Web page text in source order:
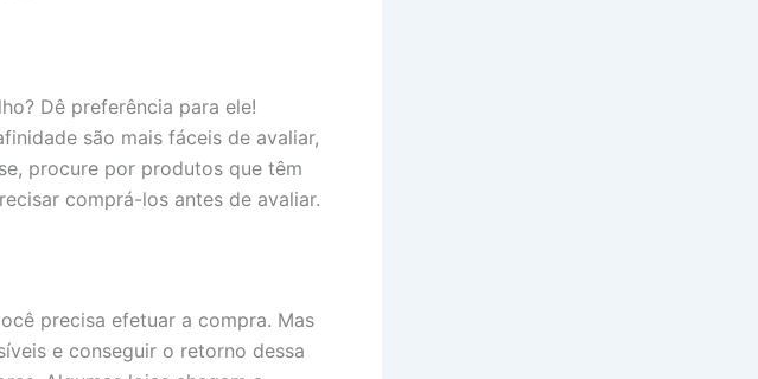
Dê preferência para ele!
são mais fáceis de avaliar,
procure por produtos que têm
comprá-los antes de avaliar.
precisa efetuar a compra. Mas
e conseguir o retorno dessa